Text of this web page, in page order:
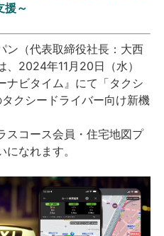
援～
（代表取締役社長：大西
2024年11月20日（水）
ナビタイム』にて「タクシ
クシードライバー向け新機
コース会員・住宅地図プ
なれます。